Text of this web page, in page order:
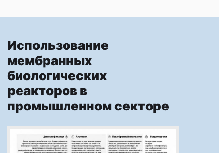
Использование
мембранных
биологических
реакторов в
промышленном секторе